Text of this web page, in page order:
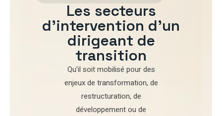
Les secteurs
d'intervention d'un
dirigeant de
transition
Qu’il soit mobilisé pourdes
enjeux de transformation, de
restructuration, de
développementou de